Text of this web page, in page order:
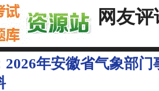
网友评
2026年安徽省气象部